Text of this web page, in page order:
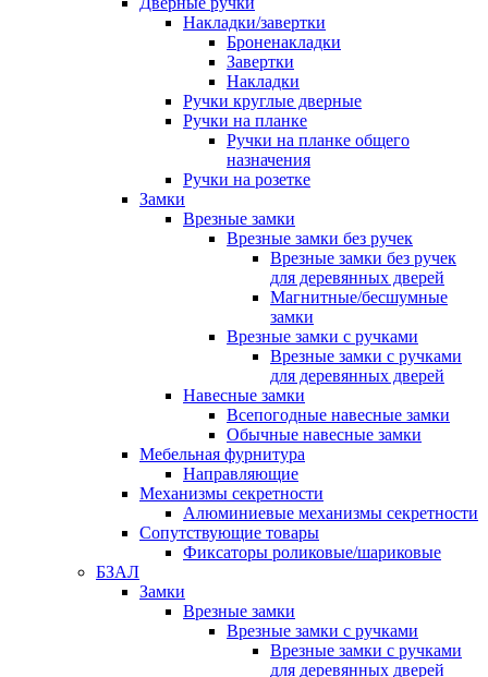
Накладки/завертки
Броненакладки
Завертки
Накладки
Ручки круглые дверные
Ручки на планке
Ручки на планке общего
назначения
Ручки на розетке
Замки
Врезные замки
Врезные замки без ручек
Врезные замки без ручек
для деревянных дверей
Магнитные/бесшумные
замки
Врезные замки с ручками
Врезные замки с ручками
для деревянных дверей
Навесные замки
Всепогодные навесные замки
Обычные навесные замки
Мебельная фурнитура
Направляющие
Механизмы секретности
Алюминиевые механизмы секретности
Сопутствующие товары
Фиксаторы роликовые/шариковые
БЗАЛ
Замки
Врезные замки
Врезные замки с ручками
Врезные замки с ручками
для деревянных дверей